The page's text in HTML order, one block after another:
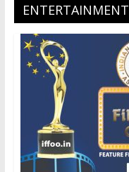
ENTERTAINMENT